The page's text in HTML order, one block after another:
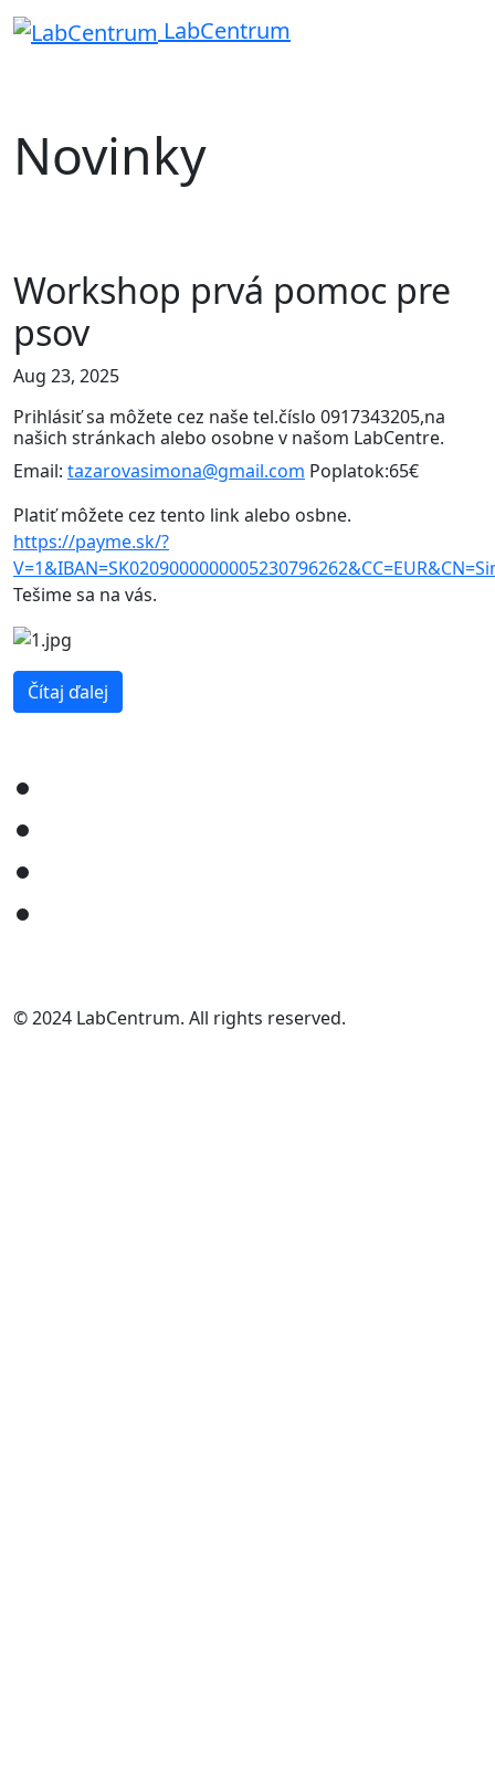
LabCentrum
Novinky
Workshop prvá pomoc pre
psov
Aug 23, 2025
Prihlásiť sa môžete cez naše tel.číslo 0917343205,na
našich stránkach alebo osobne v našom LabCentre.
Email: tazarovasimona@gmail.com Poplatok:65€
Platiť môžete cez tento link alebo osbne.
https://payme.sk/?
Tešime sa na vás.
Čítaj ďalej
© 2024 LabCentrum. All rights reserved.